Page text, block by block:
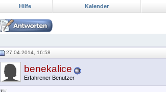
Hilfe Kalender
27.04.2014, 16:58
benekalice
Erfahrener Benutzer